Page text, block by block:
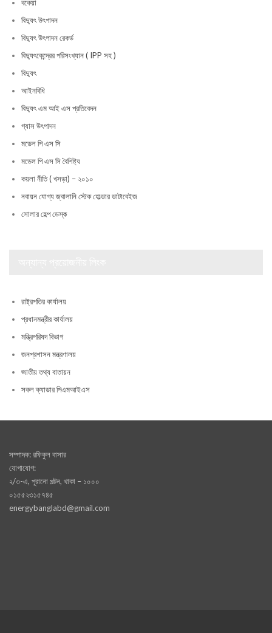
বকেয়া
বিদ্যুৎ উৎপাদন
বিদ্যুৎ উৎপাদন রেকর্ড
বিদ্যুৎকেন্দ্রের পরিসংখ্যান ( IPP সহ )
বিদ্যুৎ
আইনবিধি
বিদ্যুৎ এম আই এস প্রতিবেদন
গ্যাস উৎপাদন
মডেল পি এস সি
মডেল পি এস সি বৈশিষ্ট্য
কয়লা নীতি ( খসড়া) – ২০১০
নবায়ন যোগ্য জ্বালানি স্টেক হোল্ডার ডাটাবেইজ
সোলার হেল্প ডেস্ক
রাষ্ট্রপতির কার্যালয়
প্রধানমন্ত্রীর কার্যালয়
মন্ত্রিপরিষদ বিভাগ
জনপ্রশাসন মন্ত্রণালয়
জাতীয় তথ্য বাতায়ন
সকল ক্যাডার পিএমআইএস
সম্পাদক: রফিকুল বাসার
যোগাযোগ:
২/৩-এ, পূরানো পল্টন, থাকা – ১০০০
০১৫৫২৩১৫৭৪৫
energybanglabd@gmail.com